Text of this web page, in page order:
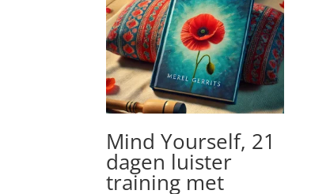
Mind Yourself, 21
dagen luister
training met